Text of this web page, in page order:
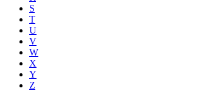
S
T
U
V
W
X
Y
Z